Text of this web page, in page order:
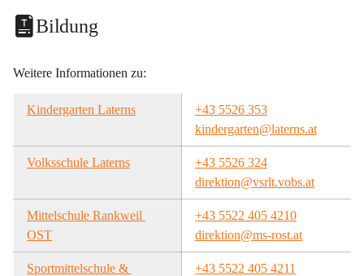
Bildung
Weitere Informationen zu:
Kindergarten Laterns
+43 5526 353
kindergarten@laterns.at
Volksschule Laterns
+43 5526 324
direktion@vsrlt.vobs.at
Mittelschule Rankweil
OST
+43 5522 405 4210
direktion@ms-rost.at
Sportmittelschule &
+43 5522 405 4211